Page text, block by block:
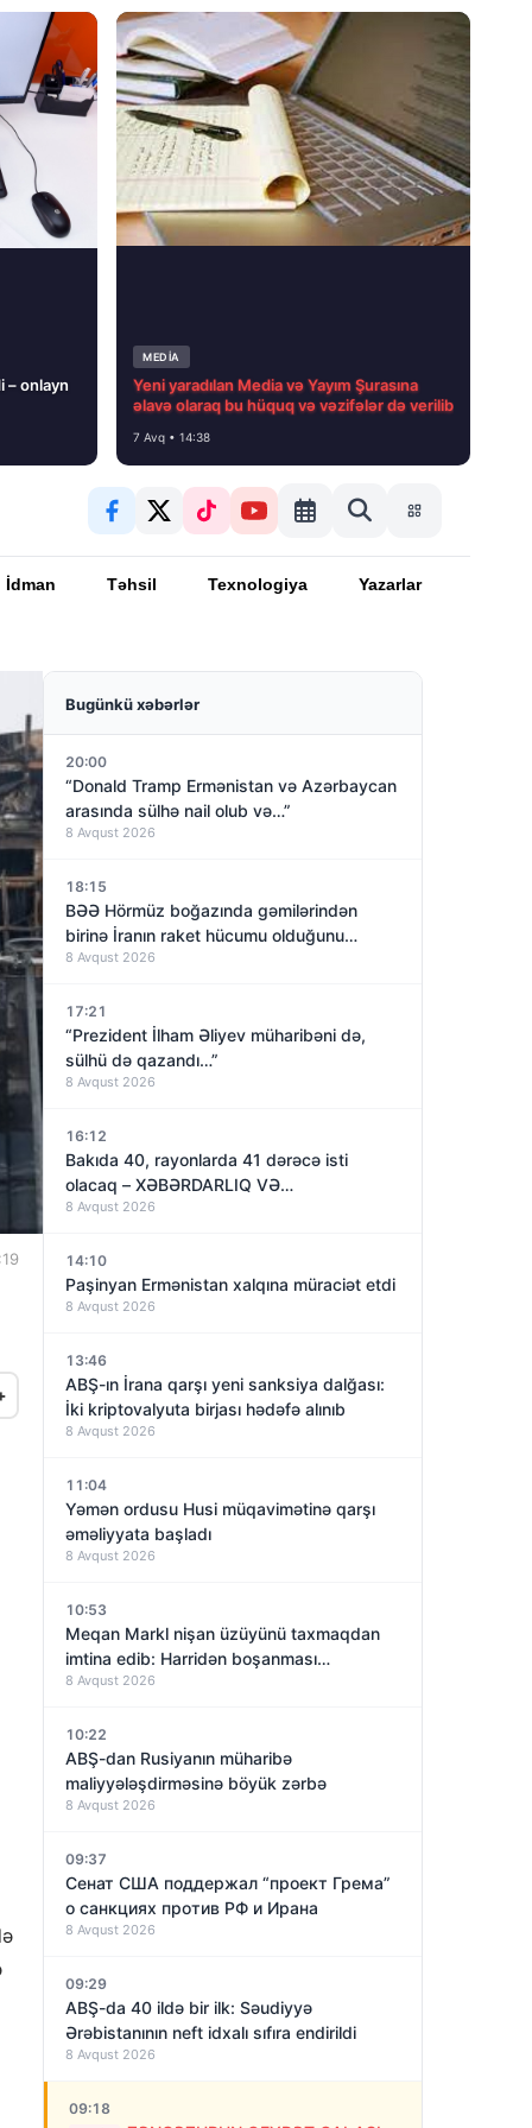
– onlayn
MEDİA
Yeni yaradılan Media və Yayım Şurasına
əlavə olaraq bu hüquq və vəzifələr də verilib
7 Avq • 14:38
İdman Təhsil Texnologiya Yazarlar
Bugünkü xəbərlər
20:00
“Donald Tramp Ermənistan və Azərbaycan
arasında sülhə nail olub və…”
8 Avqust 2026
18:15
BƏƏ Hörmüz boğazında gəmilərindən
birinə İranın raket hücumu olduğunu
açıqladı
8 Avqust 2026
17:21
“Prezident İlham Əliyev müharibəni də,
sülhü də qazandı…”
8 Avqust 2026
16:12
Bakıda 40, rayonlarda 41 dərəcə isti
olacaq – XƏBƏRDARLIQ VƏ…
8 Avqust 2026
14:10
Paşinyan Ermənistan xalqına müraciət etdi
8 Avqust 2026
13:46
ABŞ-ın İrana qarşı yeni sanksiya dalğası:
İki kriptovalyuta birjası hədəfə alınıb
8 Avqust 2026
11:04
Yəmən ordusu Husi müqavimətinə qarşı
əməliyyata başladı
8 Avqust 2026
10:53
Meqan Markl nişan üzüyünü taxmaqdan
imtina edib: Harridən boşanması
yaxınlaşırmı?
8 Avqust 2026
10:22
ABŞ-dan Rusiyanın müharibə
maliyyələşdirməsinə böyük zərbə
8 Avqust 2026
09:37
Сенат США поддержал “проект Грема”
о санкциях против РФ и Ирана
8 Avqust 2026
09:29
ABŞ-da 40 ildə bir ilk: Səudiyyə
Ərəbistanının neft idxalı sıfıra endirildi
8 Avqust 2026
09:18